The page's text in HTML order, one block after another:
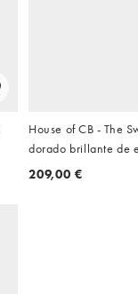
House of CB - The
dorado brillante de
cintura de pico
209,00 €